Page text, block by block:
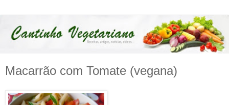
Macarrão com Tomate (vegana)